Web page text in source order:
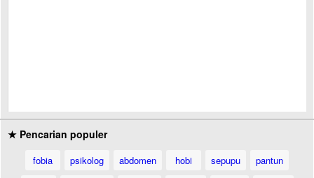
★ Pencarian populer
fobia psikolog abdomen hobi sepupu
pantun